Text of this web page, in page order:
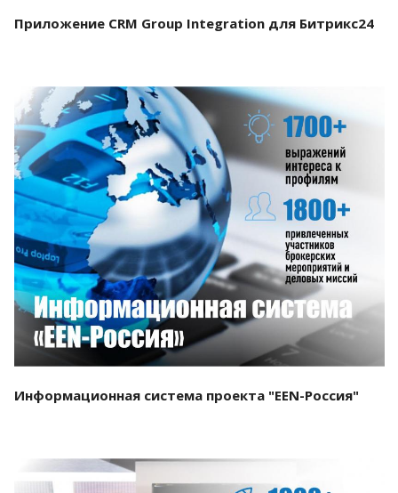
Приложение CRM Group Integration для Битрикс24
Смотреть проект
Информационная система проекта "EEN-Россия"